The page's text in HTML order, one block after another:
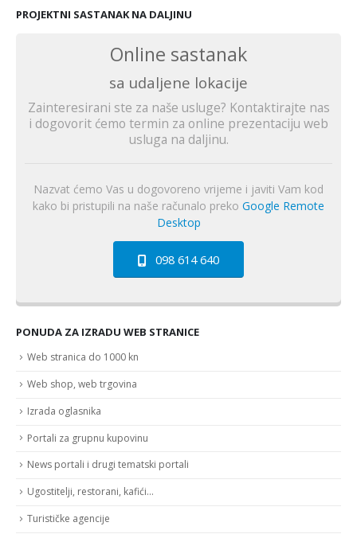
PROJEKTNI SASTANAK NA DALJINU
Online sastanak
sa udaljene lokacije
Zainteresirani ste za naše usluge? Kontaktirajte nas
i dogovorit ćemo termin za online prezentaciju web
usluga na daljinu.
Nazvat ćemo Vas u dogovoreno vrijeme i javiti Vam kod
kako bi pristupili na naše računalo preko Google Remote
Desktop
098 614 640
PONUDA ZA IZRADU WEB STRANICE
Web stranica do 1000 kn
Web shop, web trgovina
Izrada oglasnika
Portali za grupnu kupovinu
News portali i drugi tematski portali
Ugostitelji, restorani, kafići…
Turističke agencije